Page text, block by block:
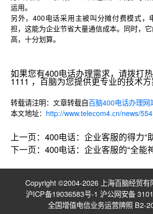
运用。
另外，400电话采用主被叫分摊付费模式，
担，这能为企业节省大量通信成本。同时，
高，十分划算。
如果您有400电话办理需求，请拨打
1111 ，百脑为您提供更专业的技术方
转载请注明：文章转载自百脑400电话办理网
本文地址： http://www.telecom4.cn/news/
上一页： 400电话：企业客服的得力“
下一页： 400电话：企业客服的“全能
Copyright ©2004-2026 上海百脑经贸有
沪ICP备19036583号-1 沪公网安备
全国增值电信业务运营牌照 B2-